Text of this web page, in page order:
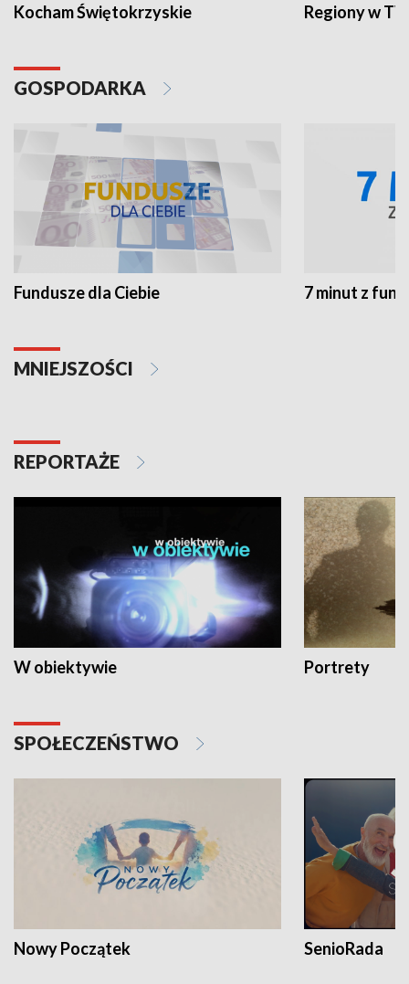
Kocham Świętokrzyskie Regiony w
GOSPODARKA
Fundusze dla Ciebie 7 minut z
MNIEJSZOŚCI
REPORTAŻE
W obiektywie Portrety
SPOŁECZEŃSTWO
Nowy Początek SenioRada